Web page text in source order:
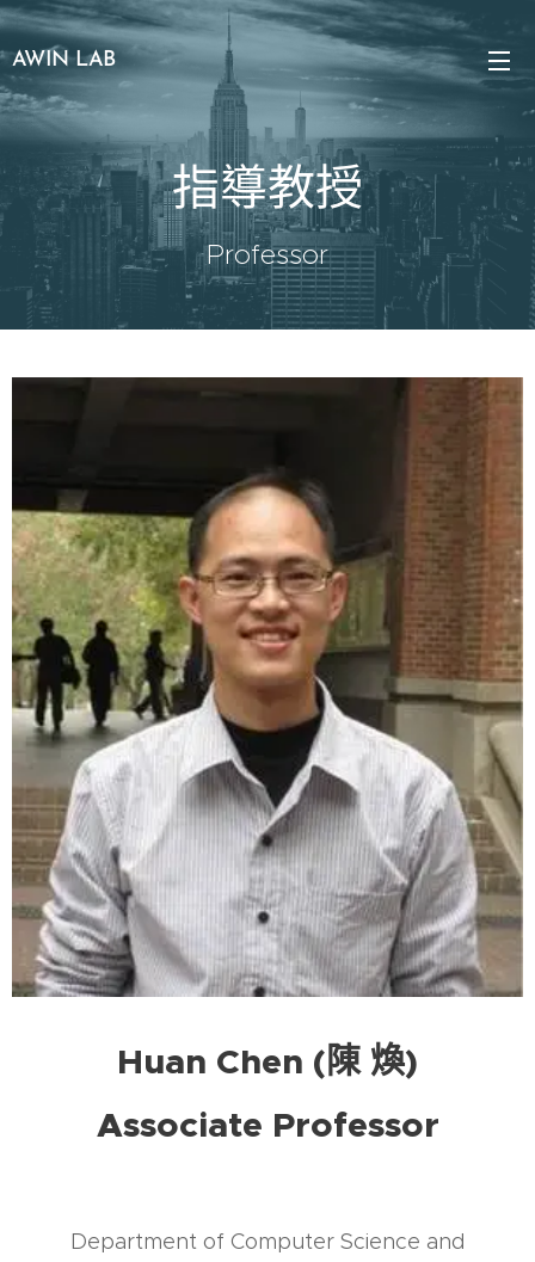
AWIN LAB
指導教授
Professor
Huan Chen (陳 煥)
Associate Professor
Department of Computer Science and